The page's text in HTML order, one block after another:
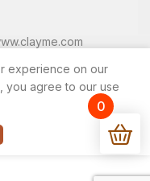
experience on our
you agree to our use
0